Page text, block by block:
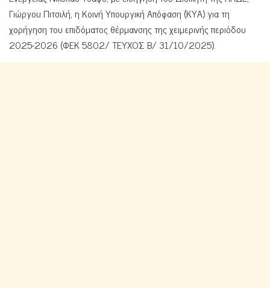
Γιώργου Πιτσιλή, η Κοινή Υπουργική Απόφαση (ΚΥΑ) για τη
χορήγηση του επιδόματος θέρμανσης της χειμερινής περιόδου
2025-2026 (ΦΕΚ 5802/ ΤΕΥΧΟΣ Β/ 31/10/2025).